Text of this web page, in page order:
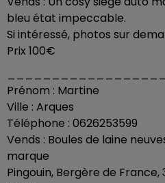
bleu état impeccable.
Si intéressé, photos sur
Prix 100€
Prénom : Martine
Ville : Arques
Téléphone : 0626253599
Vends : Boules de laine
marque
Pingouin, Bergère de France,